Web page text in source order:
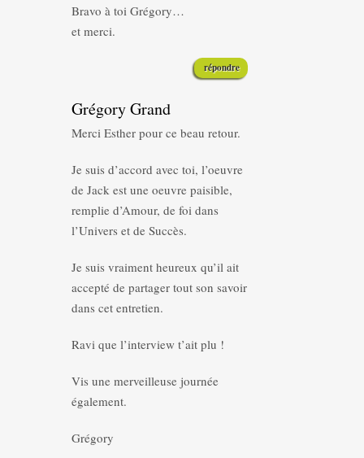
Bravo à toi Grégory…
et merci.
répondre
Grégory Grand
Merci Esther pour ce beau retour.
Je suis d’accord avec toi, l’oeuvre
de Jack est une oeuvre paisible,
remplie d’Amour, de foi dans
l’Univers et de Succès.
Je suis vraiment heureux qu’il ait
accepté de partager tout son savoir
dans cet entretien.
Ravi que l’interview t’ait plu !
Vis une merveilleuse journée
également.
Grégory